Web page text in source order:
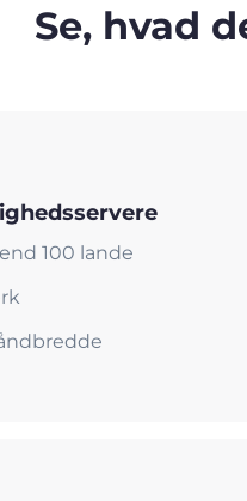
Se, hvad
100 lande